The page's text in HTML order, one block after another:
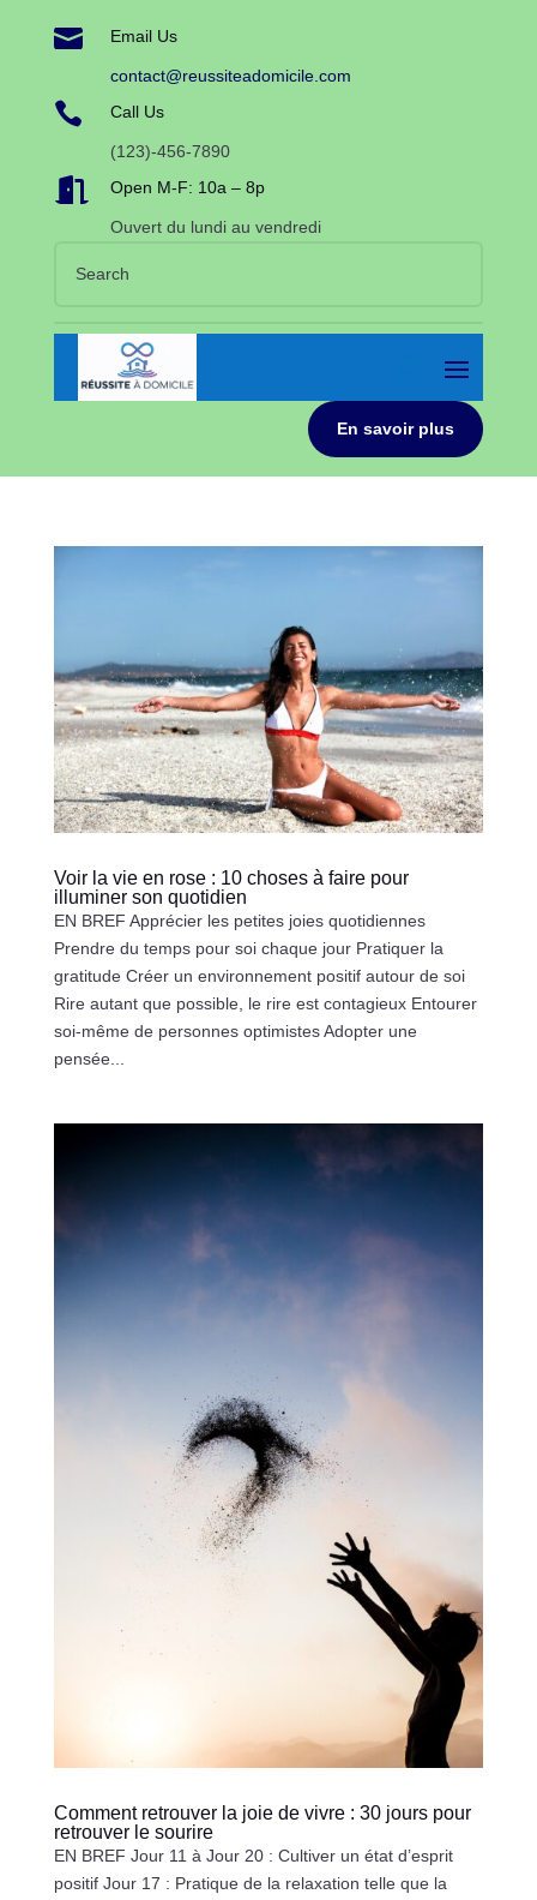
 Email Us
contact@reussiteadomicile.com
 Call Us
(123)-456-7890
 Open M-F: 10a – 8p
Ouvert du lundi au vendredi
En savoir plus
Voir la vie en rose : 10 choses à faire pour
illuminer son quotidien
EN BREF Apprécier les petites joies quotidiennes
Prendre du temps pour soi chaque jour Pratiquer la
gratitude Créer un environnement positif autour de soi
Rire autant que possible, le rire est contagieux Entourer
soi-même de personnes optimistes Adopter une
pensée...
Comment retrouver la joie de vivre : 30 jours pour
retrouver le sourire
EN BREF Jour 11 à Jour 20 : Cultiver un état d’esprit
positif Jour 17 : Pratique de la relaxation telle que la